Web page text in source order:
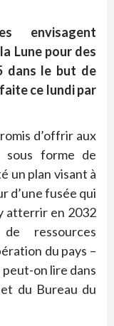
envisagent
Lune pour des
dans le but de
ce lundi par
d’offrir aux
sous forme de
un plan visant à
d’une fusée qui
atterrir en 2032
ressources
du pays –
on lire dans
du Bureau du